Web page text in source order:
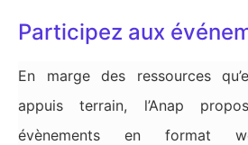
Participez aux
En marge des ressources
appuis terrain, l’Anap
évènements en format